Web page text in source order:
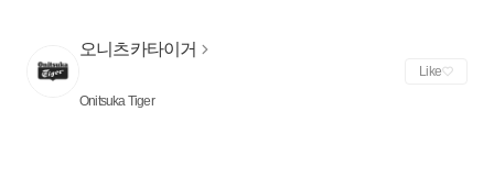
오니츠카타이거
Onitsuka Tiger
Like